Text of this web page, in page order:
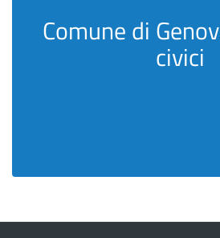
Comune di
civici